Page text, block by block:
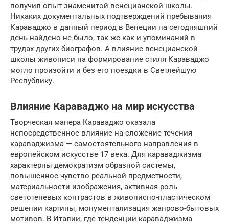
получил опыт знаменитой венецианской школы.
Никаких документальных подтверждений пребывания
Караваджо в данный период в Венеции на сегодняшний
день найдено не было, так же как и упоминаний в
трудах других биографов. А влияние венецианской
школы живописи на формирование стиля Караваджо
могло произойти и без его поездки в Светлейшую
Республику.
Влияние Караваджо на мир искусства
Творческая манера Караваджо оказала
непосредственное влияние на сложение течения
караваджизма — самостоятельного направления в
европейском искусстве 17 века. Для караваджизма
характерны демократизм образной системы,
повышенное чувство реальной предметности,
материальности изображения, активная роль
светотеневых контрастов в живописно-пластическом
решении картины, монументализация жанрово-бытовых
мотивов. В Италии, где тенденции караваджизма